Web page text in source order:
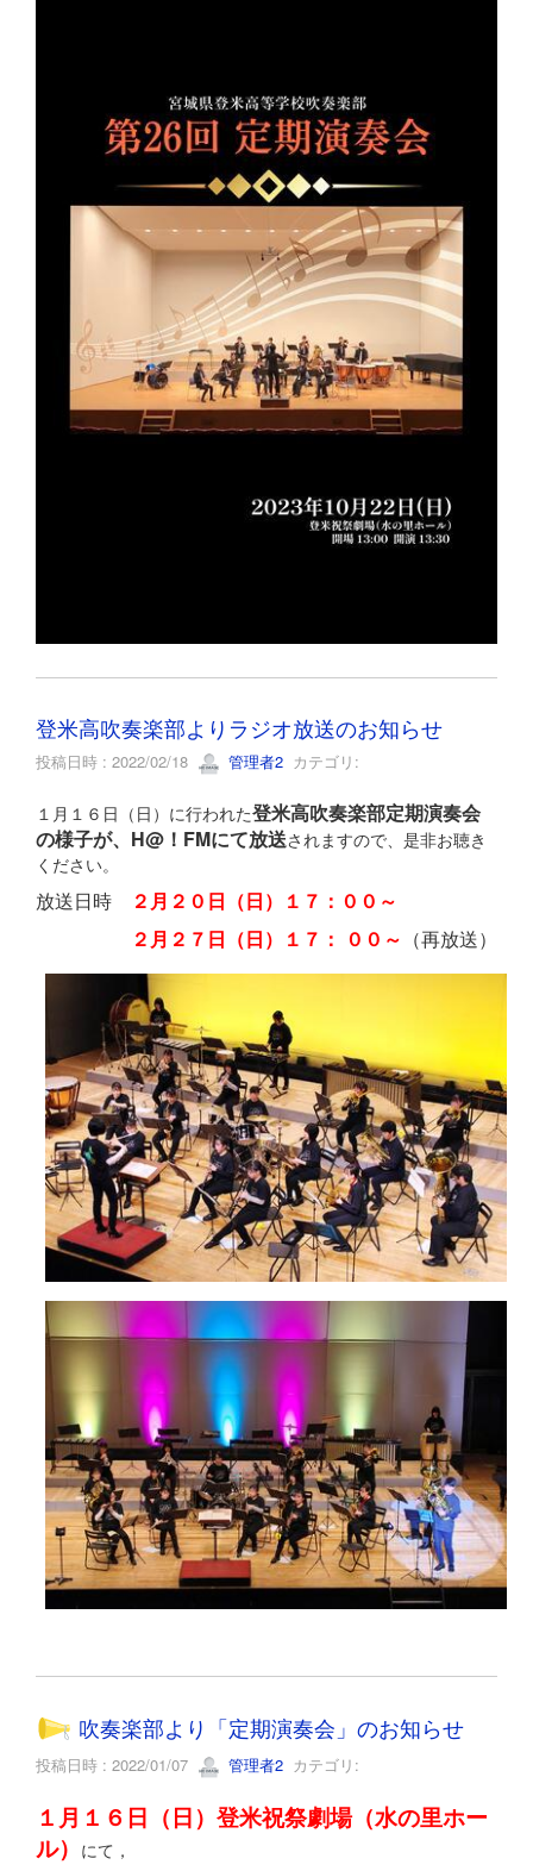
登米高吹奏楽部よりラジオ放送のお知らせ
投稿日時 : 2022/02/18 管理者2 カテゴリ:
１月１６日（日）に行われた登米高吹奏楽部定期演奏会
の様子が、H@！FMにて放送されますので、是非お聴き
ください。
放送日時
２月２０日（日）１７：００～
２月２７日（日）１７： ００～ （再放送）
吹奏楽部より「定期演奏会」のお知らせ
投稿日時 : 2022/01/07 管理者2 カテゴリ:
１月１６日（日）登米祝祭劇場（水の里ホー
ル）
にて，